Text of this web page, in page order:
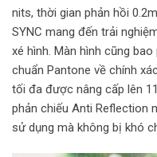
nits, thời gian phản hồi
SYNC mang đến trải
xé hình. Màn hình cũng
chuẩn Pantone về chính
tối đa được nâng cấp lên
phản chiếu Anti Reflection
sử dụng mà không bị khó